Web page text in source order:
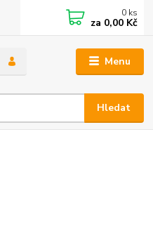
Menu
Hledat
0 ks
za 0,00 Kč